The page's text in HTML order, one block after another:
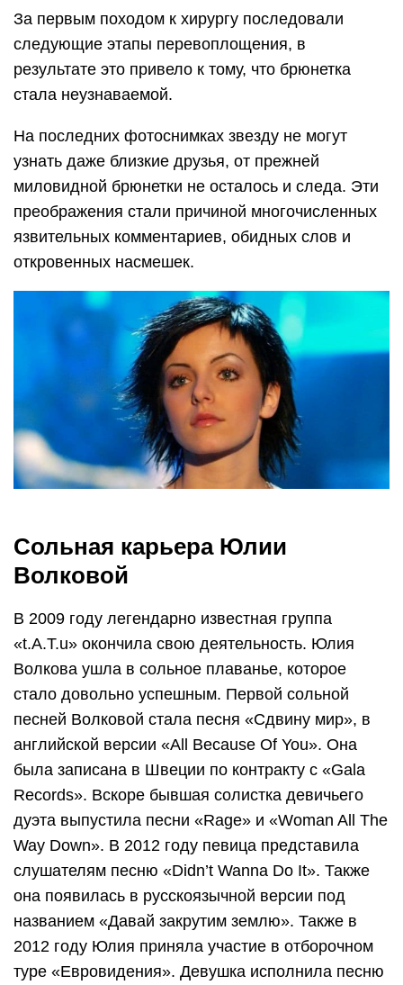
За первым походом к хирургу последовали
следующие этапы перевоплощения, в
результате это привело к тому, что брюнетка
стала неузнаваемой.
На последних фотоснимках звезду не могут
узнать даже близкие друзья, от прежней
миловидной брюнетки не осталось и следа. Эти
преображения стали причиной многочисленных
язвительных комментариев, обидных слов и
откровенных насмешек.
Сольная карьера Юлии
Волковой
В 2009 году легендарно известная группа
«t.A.T.u» окончила свою деятельность. Юлия
Волкова ушла в сольное плаванье, которое
стало довольно успешным. Первой сольной
песней Волковой стала песня «Сдвину мир», в
английской версии «All Because Of You». Она
была записана в Швеции по контракту с «Gala
Records». Вскоре бывшая солистка девичьего
дуэта выпустила песни «Rage» и «Woman All The
Way Down». В 2012 году певица представила
слушателям песню «Didn’t Wanna Do It». Также
она появилась в русскоязычной версии под
названием «Давай закрутим землю». Также в
2012 году Юлия приняла участие в отборочном
туре «Евровидения». Девушка исполнила песню